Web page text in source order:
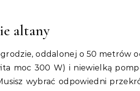
altany
oddalonej o 50 metrów
moc 300 W) i niewielką
wybrać odpowiedni